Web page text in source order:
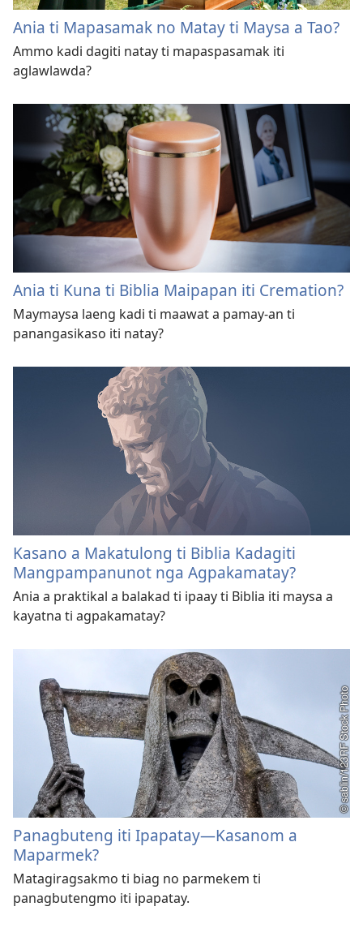
Ania ti Mapasamak no Matay ti Maysa a Tao?
Ammo kadi dagiti natay ti mapaspasamak iti
aglawlawda?
Ania ti Kuna ti Biblia Maipapan iti Cremation?
Maymaysa laeng kadi ti maawat a pamay-an ti
panangasikaso iti natay?
Kasano a Makatulong ti Biblia Kadagiti
Mangpampanunot nga Agpakamatay?
Ania a praktikal a balakad ti ipaay ti Biblia iti maysa a
kayatna ti agpakamatay?
Panagbuteng iti Ipapatay—Kasanom a
Maparmek?
Matagiragsakmo ti biag no parmekem ti
panagbutengmo iti ipapatay.